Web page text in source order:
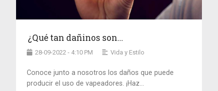
¿Qué tan dañinos son...
28-09-2022 - 4:10 PM Vida y Estilo
Conoce junto a nosotros los daños que puede
producir el uso de vapeadores. ¡Haz...